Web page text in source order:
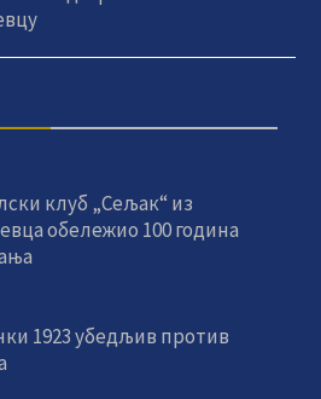
клуб „Сељак“ из
обележио 100 година
1923 убедљив против